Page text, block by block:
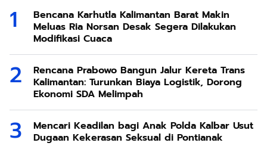
Bencana Karhutla Kalimantan Barat Makin
Meluas Ria Norsan Desak Segera Dilakukan
Modifikasi Cuaca
Rencana Prabowo Bangun Jalur Kereta Trans
Kalimantan: Turunkan Biaya Logistik, Dorong
Ekonomi SDA Melimpah
Mencari Keadilan bagi Anak Polda Kalbar Usut
Dugaan Kekerasan Seksual di Pontianak